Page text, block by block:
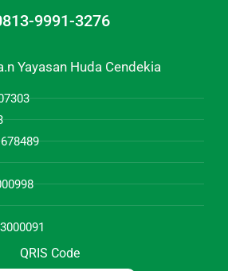
9991-3276
Yayasan Huda Cendekia
QRIS Code